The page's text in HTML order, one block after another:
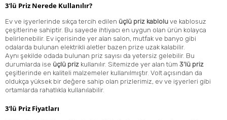
3'lü Priz Nerede Kullanılır?
Ev ve işyerlerinde sıkça tercih edilen üçlü priz kablolu ve kablosuz
çeşitlerine sahiptir. Bu sayede ihtiyacı en uygun olan ürün kolayca
belirlenebilir. Ev içerisinde yer alan salon, mutfak ve banyo gibi
odalarda bulunan elektrikli aletler bazen prize uzak kalabilir.
Aynı şekilde odada bulunan priz sayısı da yetersiz gelebilir. Bu
durumlarda ise üçlü priz kullanılır. Sitemizde yer alan tüm 3'lü priz
çeşitlerinde en kaliteli malzemeler kullanılmıştır. Volt açısından da
oldukça yüksek bir değere sahip olan prizlerimiz, ev ve işyerleri gibi
ortamlarda rahatlıkla kullanılabilir.
3'lü Priz Fiyatları